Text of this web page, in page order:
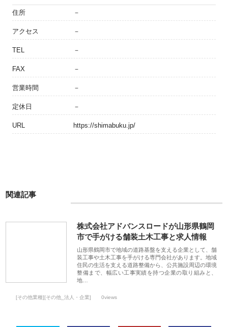
住所 －
アクセス －
TEL －
FAX －
営業時間 －
定休日 －
URL https://shimabuku.jp/
関連記事
株式会社アドバンスロードが山形県鶴岡
市で手がける舗装土木工事と求人情報
山形県鶴岡市で地域の道路基盤を支える企業として、舗
装工事や土木工事を手がける専門会社があります。地域
住民の生活を支える道路整備から、公共施設周辺の環境
整備まで、幅広い工事実績を持つ企業の取り組みと、
地…
[その他業種][その他_法人・企業] 0views